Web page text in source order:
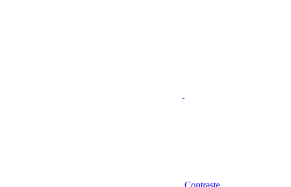
Contraste